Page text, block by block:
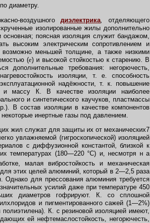
диаметру.
воздушногодиэлектрика
отделяющего
изолированные жилы дополнительно
поясная изоляция служит бандажом,
высоким электрическим сопротивлением и
возможно меньшей толщине, а также низкими
(e) и высокой стойкостью к старению. В
дополнительные требования: негорючесть,
изоляции, т. е. способность
надёжности, т. к. повышение
и массу К. В качестве изоляции наиболее
и синтетического каучуков, пластмассы
В состав изоляции в качестве компонентов
инертные газы под давлением.
жил служат для защиты их от механических7
увлажняемой (гигроскопической) изоляцией
с диффузионной константой, близкой к
температурах (180—220 °С) и, несмотря н а
малая вибростойкость и механическая
этих целей алюминий, который в 2—2,5 раза
Однако для прессования алюминия требуется
усилий даже при температуре 450
диаметров гофрируют. К. со сплошной
и пигментированного сажей (1—2%)
К. с резиновой изоляцией имеют,
ей нефтемаслостойкость, негорючесть,